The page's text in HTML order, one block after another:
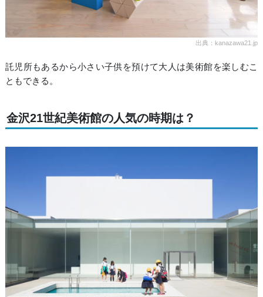
出典：kanazawa21.jp
託児所もあるから小さい子供を預けて大人は美術館を楽しむこ
ともできる。
金沢21世紀美術館の人気の時期は？